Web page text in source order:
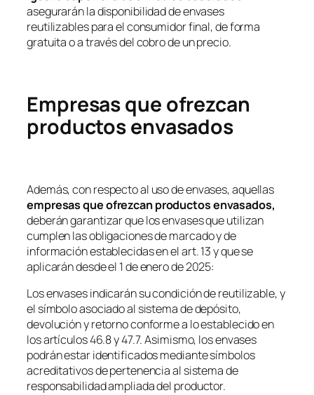
asegurarán la disponibilidad de envases
reutilizables para el consumidor final, de forma
gratuita o a través del cobro de un precio.
Empresas que ofrezcan
productos envasados
Además, con respecto al uso de envases, aquellas
empresas que ofrezcan productos envasados,
deberán garantizar que los envases que utilizan
cumplen las obligaciones de marcado y de
información establecidas en el art. 13 y que se
aplicarán desde el 1 de enero de 2025:
Los envases indicarán su condición de reutilizable, y
el símbolo asociado al sistema de depósito,
devolución y retorno conforme a lo establecido en
los artículos 46.8 y 47.7. Asimismo, los envases
podrán estar identificados mediante símbolos
acreditativos de pertenencia al sistema de
responsabilidad ampliada del productor.